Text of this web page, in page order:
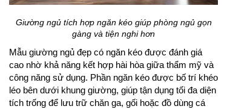
Giường ngủ tích hợp ngăn kéo giúp phòng ngủ gọn
gàng và tiện nghi hơn
Mẫu giường ngủ đẹp có ngăn kéo được đánh giá
cao nhờ khả năng kết hợp hài hòa giữa thẩm mỹ và
công năng sử dụng. Phần ngăn kéo được bố trí khéo
léo bên dưới khung giường, giúp tận dụng tối đa diện
tích trống để lưu trữ chăn ga, gối hoặc đồ dùng cá